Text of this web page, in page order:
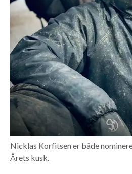
Nicklas Korfitsen er både
Årets kusk.